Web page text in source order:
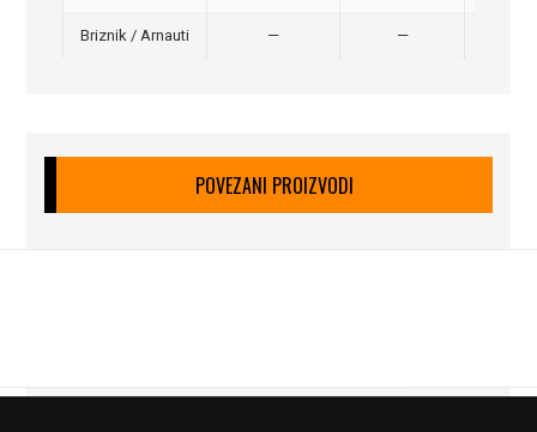
Briznik / Arnauti — —
POVEZANI PROIZVODI